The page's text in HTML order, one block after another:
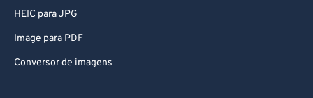
HEIC para JPG
Image para PDF
Conversor de imagens